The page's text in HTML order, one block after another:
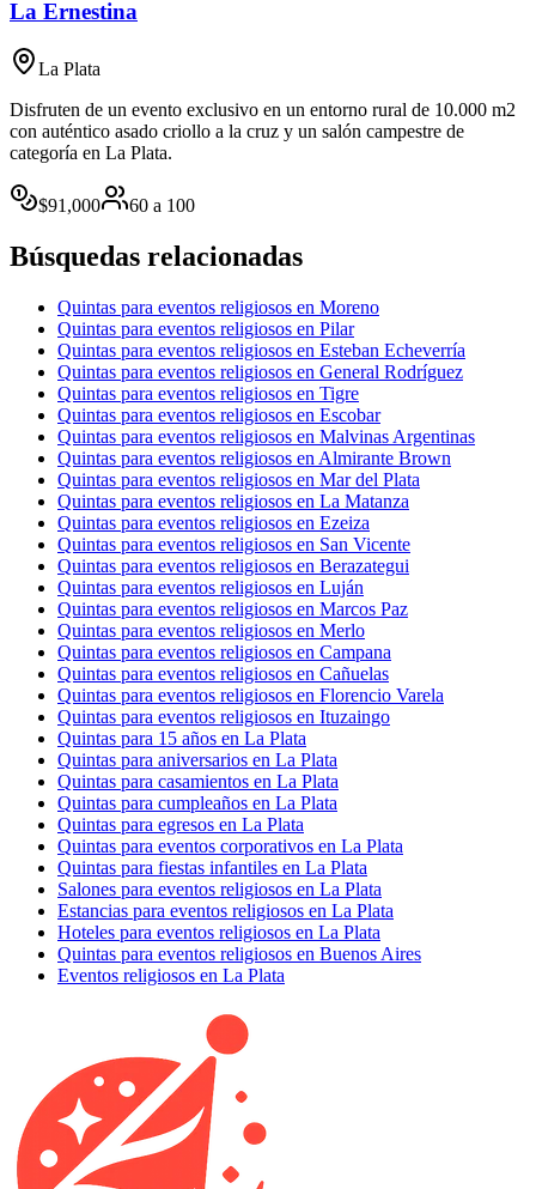
La Ernestina
La Plata
Disfruten de un evento exclusivo en un entorno rural de 10.000 m2
con auténtico asado criollo a la cruz y un salón campestre de
categoría en La Plata.
$91,000 60 a 100
Búsquedas relacionadas
Quintas para eventos religiosos en Moreno
Quintas para eventos religiosos en Pilar
Quintas para eventos religiosos en Esteban Echeverría
Quintas para eventos religiosos en General Rodríguez
Quintas para eventos religiosos en Tigre
Quintas para eventos religiosos en Escobar
Quintas para eventos religiosos en Malvinas Argentinas
Quintas para eventos religiosos en Almirante Brown
Quintas para eventos religiosos en Mar del Plata
Quintas para eventos religiosos en La Matanza
Quintas para eventos religiosos en Ezeiza
Quintas para eventos religiosos en San Vicente
Quintas para eventos religiosos en Berazategui
Quintas para eventos religiosos en Luján
Quintas para eventos religiosos en Marcos Paz
Quintas para eventos religiosos en Merlo
Quintas para eventos religiosos en Campana
Quintas para eventos religiosos en Cañuelas
Quintas para eventos religiosos en Florencio Varela
Quintas para eventos religiosos en Ituzaingo
Quintas para 15 años en La Plata
Quintas para aniversarios en La Plata
Quintas para casamientos en La Plata
Quintas para cumpleaños en La Plata
Quintas para egresos en La Plata
Quintas para eventos corporativos en La Plata
Quintas para fiestas infantiles en La Plata
Salones para eventos religiosos en La Plata
Estancias para eventos religiosos en La Plata
Hoteles para eventos religiosos en La Plata
Quintas para eventos religiosos en Buenos Aires
Eventos religiosos en La Plata